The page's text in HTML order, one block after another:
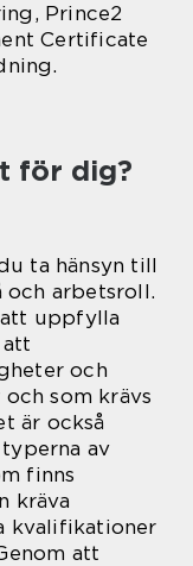
Prince2
Certificate
för dig?
ta hänsyn till
och arbetsroll.
uppfylla
att
och
som krävs
är också
av
finns
kräva
kvalifikationer
att